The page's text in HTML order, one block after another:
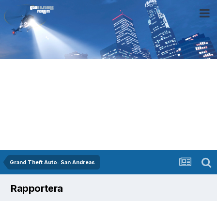
Grand Theft Auto: San Andreas
Rapportera